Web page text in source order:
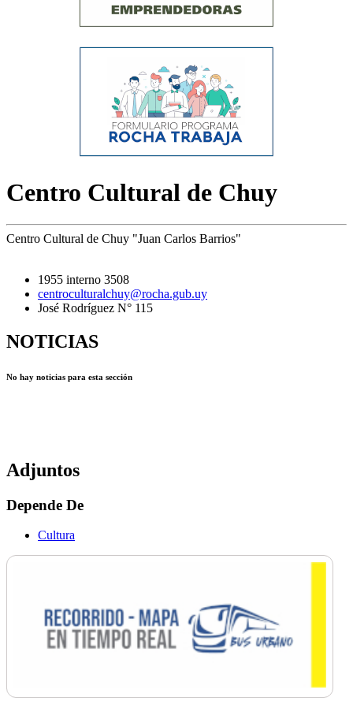
Centro Cultural de Chuy
Centro Cultural de Chuy "Juan Carlos Barrios"
1955 interno 3508
centroculturalchuy@rocha.gub.uy
José Rodríguez N° 115
NOTICIAS
No hay noticias para esta sección
Adjuntos
Depende De
Cultura